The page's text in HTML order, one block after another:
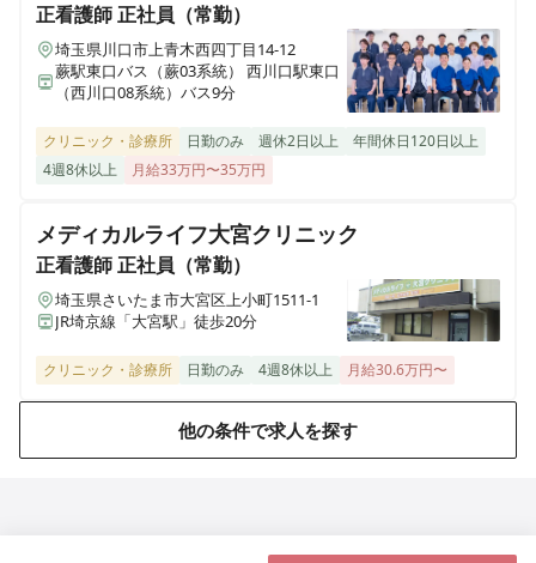
正看護師正社員（常勤）
埼玉県川口市上青木西四丁目14-12
蕨駅東口バス（蕨03系統） 西川口駅東口
（西川口08系統）バス9分
クリニック・診療所 日勤のみ 週休2日以上
年間休日120日以上
4週8休以上
月給33万円〜35万円
メディカルライフ大宮クリニック
正看護師正社員（常勤）
埼玉県さいたま市大宮区上小町1511-1
JR埼京線「大宮駅」徒歩20分
クリニック・診療所 日勤のみ 4週8休以上 月給30.6万円〜
他の条件で求人を探す